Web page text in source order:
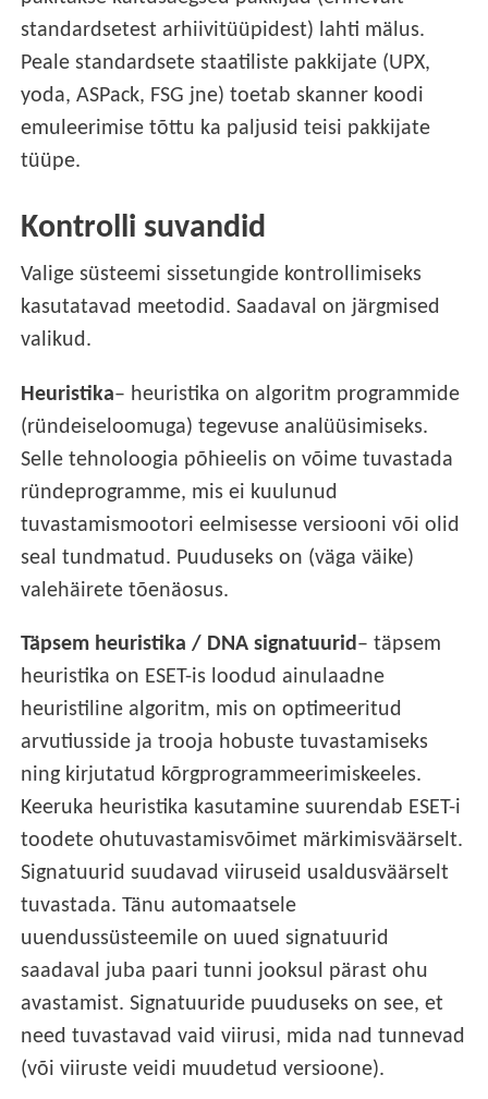
standardsetest arhiivitüüpidest) lahti mälus.
Peale standardsete staatiliste pakkijate (UPX,
yoda, ASPack, FSG jne) toetab skanner koodi
emuleerimise tõttu ka paljusid teisi pakkijate
tüüpe.
Kontrolli suvandid
Valige süsteemi sissetungide kontrollimiseks
kasutatavad meetodid. Saadaval on järgmised
valikud.
Heuristika– heuristika on algoritm programmide
(ründeiseloomuga) tegevuse analüüsimiseks.
Selle tehnoloogia põhieelis on võime tuvastada
ründeprogramme, mis ei kuulunud
tuvastamismootori eelmisesse versiooni või olid
seal tundmatud. Puuduseks on (väga väike)
valehäirete tõenäosus.
Täpsem heuristika / DNA signatuurid – täpsem
heuristika on ESET-is loodud ainulaadne
heuristiline algoritm, mis on optimeeritud
arvutiusside ja trooja hobuste tuvastamiseks
ning kirjutatud kõrgprogrammeerimiskeeles.
Keeruka heuristika kasutamine suurendab ESET-i
toodete ohutuvastamisvõimet märkimisväärselt.
Signatuurid suudavad viiruseid usaldusväärselt
tuvastada. Tänu automaatsele
uuendussüsteemile on uued signatuurid
saadaval juba paari tunni jooksul pärast ohu
avastamist. Signatuuride puuduseks on see, et
need tuvastavad vaid viirusi, mida nad tunnevad
(või viiruste veidi muudetud versioone).